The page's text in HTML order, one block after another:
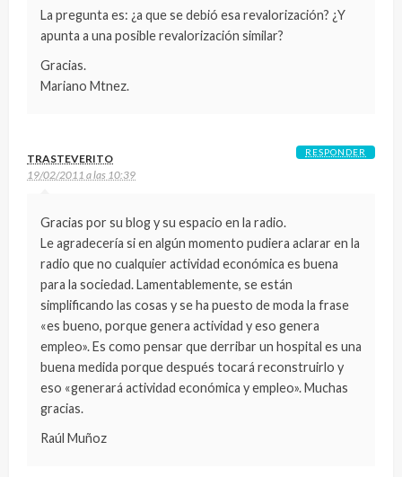
La pregunta es: ¿a que se debió esa revalorización? ¿Y
apunta a una posible revalorización similar?
Gracias.
Mariano Mtnez.
TRASTEVERITO
19/02/2011 a las 10:39
Gracias por su blog y su espacio en la radio.
Le agradecería si en algún momento pudiera aclarar en la
radio que no cualquier actividad económica es buena
para la sociedad. Lamentablemente, se están
simplificando las cosas y se ha puesto de moda la frase
«es bueno, porque genera actividad y eso genera
empleo». Es como pensar que derribar un hospital es una
buena medida porque después tocará reconstruirlo y
eso «generará actividad económica y empleo». Muchas
gracias.
Raúl Muñoz
RESPONDER